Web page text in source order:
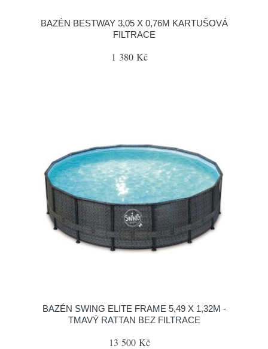
BAZÉN BESTWAY 3,05 X 0,76M KARTUŠOVÁ
FILTRACE
1 380 Kč
BAZÉN SWING ELITE FRAME 5,49 X 1,32M -
TMAVÝ RATTAN BEZ FILTRACE
13 500 Kč